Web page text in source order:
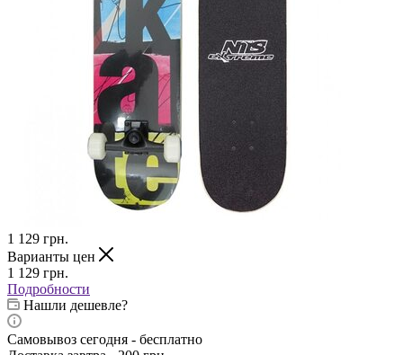
1 129 грн.
Варианты цен
1 129 грн.
Подробности
Нашли дешевле?
Самовывоз сегодня - бесплатно